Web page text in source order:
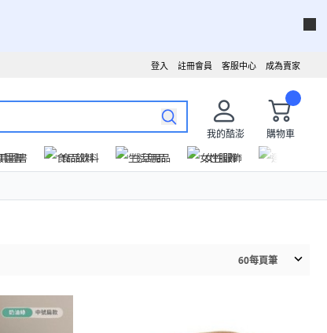
成為賣家
客服中心
註冊會員
登入
我的酷澎
購物車
圖書 食品飲料 生活用品 女性服飾
60每頁筆